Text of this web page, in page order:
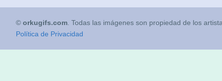
© orkugifs.com . Todas las imágenes son propiedad de los
Política de Privacidad